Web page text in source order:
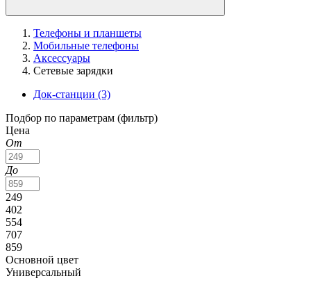
Телефоны и планшеты
Мобильные телефоны
Аксессуары
Сетевые зарядки
Док-станции (3)
Подбор по параметрам (фильтр)
Цена
От
До
249
402
554
707
859
Основной цвет
Универсальный